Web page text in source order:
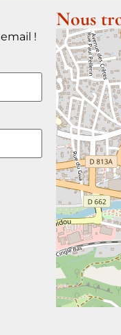
!
Nous